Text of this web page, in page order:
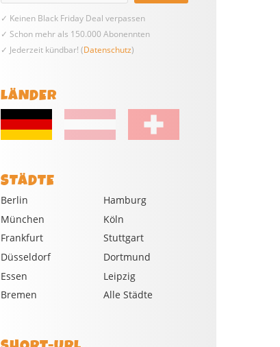
✓ Keinen Black Friday Deal verpassen
✓ Schon mehr als 150.000 Abonennten
✓ Jederzeit kündbar! (Datenschutz)
LÄNDER
STÄDTE
Berlin
Hamburg
München
Köln
Frankfurt
Stuttgart
Düsseldorf
Dortmund
Essen
Leipzig
Bremen
Alle Städte